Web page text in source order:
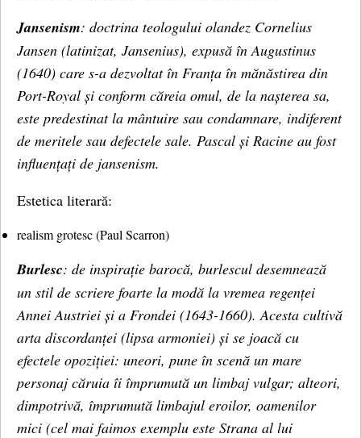
Jansenism: doctrina teologului olandez Cornelius
Jansen (latinizat, Jansenius), expusă în Augustinus
(1640) care s-a dezvoltat în Franța în mănăstirea din
Port-Royal și conform căreia omul, de la nașterea sa,
este predestinat la mântuire sau condamnare, indiferent
de meritele sau defectele sale. Pascal și Racine au fost
influențați de jansenism.
Estetica literară:
realism grotesc (Paul Scarron)
Burlesc: de inspirație barocă, burlescul desemnează
un stil de scriere foarte la modă la vremea regenței
Annei Austriei și a Frondei (1643-1660). Acesta cultivă
arta discordanței (lipsa armoniei) și se joacă cu
efectele opoziției: uneori, pune în scenă un mare
personaj căruia îi împrumută un limbaj vulgar; alteori,
dimpotrivă, împrumută limbajul eroilor, oamenilor
mici (cel mai faimos exemplu este Strana al lui